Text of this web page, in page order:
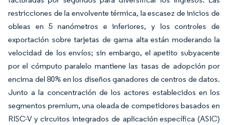
restricciones de la envolvente térmica, la escasez de inicios de
obleas en 5 nanómetros e inferiores, y los controles de
exportación sobre tarjetas de gama alta están moderando la
velocidad de los envíos; sin embargo, el apetito subyacente
por el cómputo paralelo mantiene las tasas de adopción por
encima del 80% en los diseños ganadores de centros de datos.
Junto a la concentración de los actores establecidos en los
segmentos premium, una oleada de competidores basados en
RISC-V y circuitos integrados de aplicación específica (ASIC)